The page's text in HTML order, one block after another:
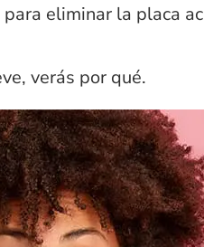
eliminar la placa
verás por qué.